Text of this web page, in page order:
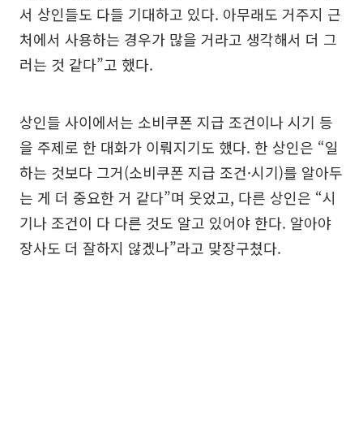
서 상인들도 다들 기대하고 있다. 아무래도 거주지 근
처에서 사용하는 경우가 많을 거라고 생각해서 더 그
러는 것 같다”고 했다.
상인들 사이에서는 소비쿠폰 지급 조건이나 시기 등
을 주제로 한 대화가 이뤄지기도 했다. 한 상인은 “일
하는 것보다 그거(소비쿠폰 지급 조건·시기)를 알아두
는 게 더 중요한 거 같다”며 웃었고, 다른 상인은 “시
기나 조건이 다 다른 것도 알고 있어야 한다. 알아야
장사도 더 잘하지 않겠나”라고 맞장구쳤다.